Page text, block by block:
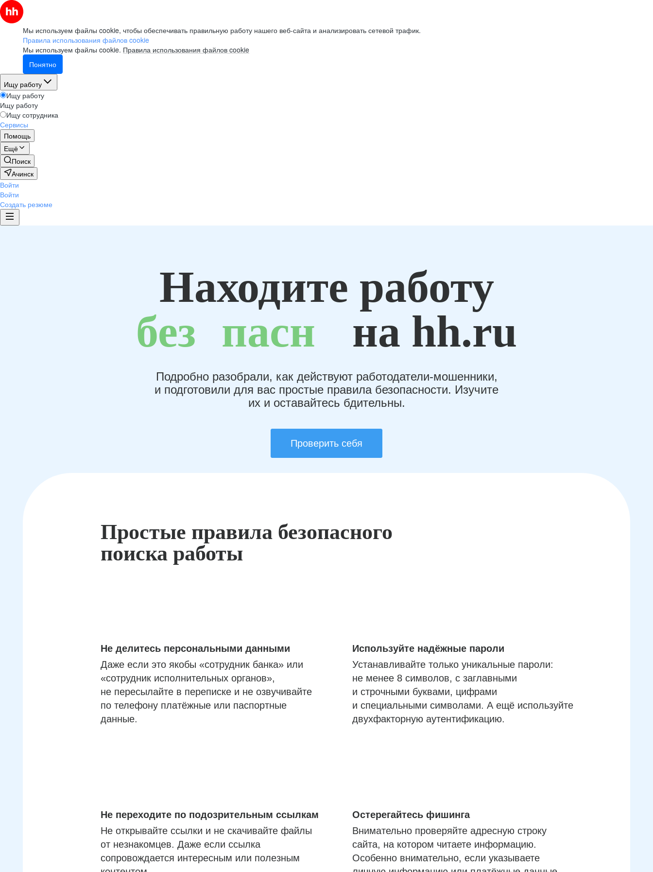
Мы используем файлы cookie, чтобы обеспечивать правильную работу нашего веб-сайта и анализировать сетевой трафик.
Правила использования файлов cookie
Мы используем файлы cookie. Правила использования файлов cookie
Понятно
Ищу работу
Ищу работу
Ищу работу
Ищу сотрудника
Сервисы
Помощь
Ещё
Поиск
Ачинск
Войти
Войти
Создать резюме
Находите работу
без пасн на hh.ru
Подробно разобрали, как действуют работодатели-мошенники,
и подготовили для вас простые правила безопасности. Изучите
их и оставайтесь бдительны.
Проверить себя
Простые правила безопасного
поиска работы
Не делитесь персональными данными
Даже если это якобы «сотрудник банка» или
«сотрудник исполнительных органов»,
не пересылайте в переписке и не озвучивайте
по телефону платёжные или паспортные
данные.
Используйте надёжные пароли
Устанавливайте только уникальные пароли:
не менее 8 символов, с заглавными
и строчными буквами, цифрами
и специальными символами. А ещё используйте
двухфакторную аутентификацию.
Не переходите по подозрительным ссылкам
Не открывайте ссылки и не скачивайте файлы
от незнакомцев. Даже если ссылка
сопровождается интересным или полезным
Остерегайтесь фишинга
Внимательно проверяйте адресную строку
сайта, на котором читаете информацию.
Особенно внимательно, если указываете